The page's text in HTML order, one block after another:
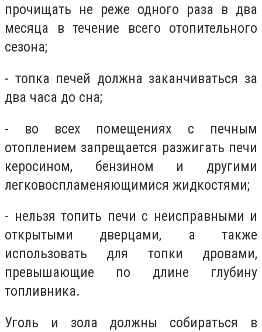
прочищать не реже одного раза в два
месяца в течение всего отопительного
сезона;
- топка печей должна заканчиваться за
два часа до сна;
- во всех помещениях с печным
отоплением запрещается разжигать печи
керосином, бензином и другими
легковоспламеняющимися жидкостями;
- нельзя топить печи с неисправными и
открытыми дверцами, а также
использовать для топки дровами,
превышающие по длине глубину
топливника.
Уголь и зола должны собираться в